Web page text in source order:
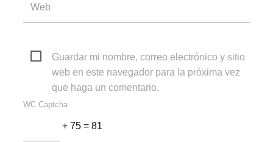
Guardar mi nombre, correo electrónico y sitio
web en este navegador para la próxima vez
que haga un comentario.
WC Captcha
+ 75 = 81